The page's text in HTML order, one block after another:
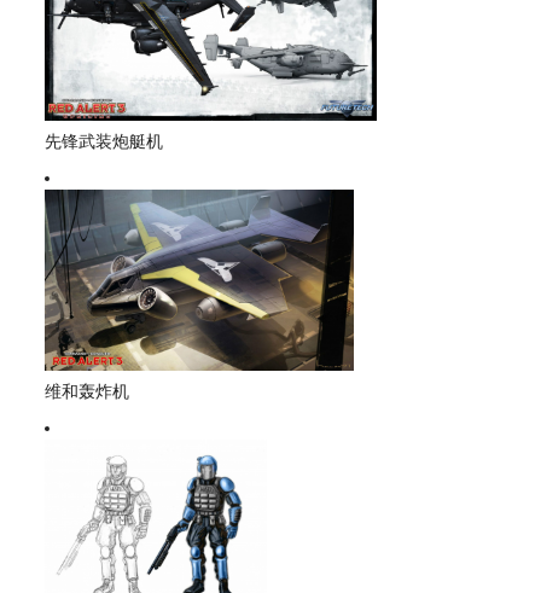
先锋武装炮艇机
维和轰炸机